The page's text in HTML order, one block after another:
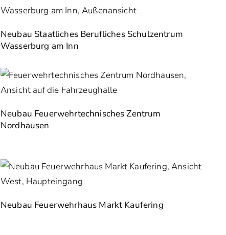
Neubau Staatliches Berufliches Schulzentrum
Wasserburg am Inn
Neubau Feuerwehrtechnisches Zentrum
Nordhausen
Neubau Feuerwehrhaus Markt Kaufering